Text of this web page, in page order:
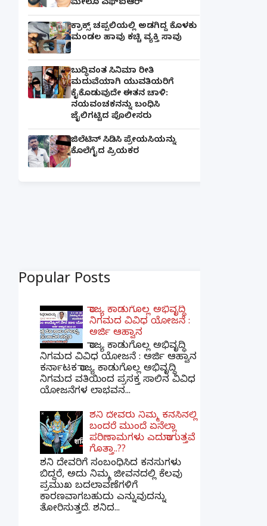
ಮೇಲೂ ಎಫ್ಐಆರ್
ಕ್ರಾಕ್ಸ್ ಚಪ್ಪಲಿಯಲ್ಲಿ ಅಡಗಿದ್ದ ಕೊಳಕು
ಮಂಡಲ ಹಾವು ಕಚ್ಚಿ ವ್ಯಕ್ತಿ ಸಾವು
ಬುದ್ಧಿವಂತ ಸಿನಿಮಾ ರೀತಿ
ಮದುವೆಯಾಗಿ ಯುವತಿಯರಿಗೆ
ಕೈಕೊಡುವುದೇ ಈತನ ಚಾಳಿ:
ನಯವಂಚಕನನ್ನು ಬಂಧಿಸಿ
ಜೈಲಿಗಟ್ಟಿದ ಪೊಲೀಸರು
ಜಿಲೆಟಿನ್ ಸಿಡಿಸಿ ಪ್ರೇಯಸಿಯನ್ನು
ಕೊಲೆಗೈದ ಪ್ರಿಯಕರ
Popular Posts
ರಾಜ್ಯ ಕಾಡುಗೊಲ್ಲ ಅಭಿವೃದ್ಧಿ
ನಿಗಮದ ವಿವಿಧ ಯೋಜನೆ :
ಅರ್ಜಿ ಆಹ್ವಾನ
ರಾಜ್ಯ ಕಾಡುಗೊಲ್ಲ ಅಭಿವೃದ್ಧಿ
ನಿಗಮದ ವಿವಿಧ ಯೋಜನೆ : ಅರ್ಜಿ ಆಹ್ವಾನ
ಕರ್ನಾಟಕ ರಾಜ್ಯ ಕಾಡುಗೊಲ್ಲ ಅಭಿವೃದ್ಧಿ
ನಿಗಮದ ವತಿಯಿಂದ ಪ್ರಸಕ್ತ ಸಾಲಿನ ವಿವಿಧ
ಯೋಜನೆಗಳ ಲಾಭವನ...
ಶನಿ ದೇವರು ನಿಮ್ಮ ಕನಸಿನಲ್ಲಿ
ಬಂದರೆ ಮುಂದೆ ಏನೆಲ್ಲಾ
ಪರಿಣಾಮಗಳು ಎದುರಾಗುತ್ತವೆ
ಗೊತ್ತಾ..??
ಶನಿ ದೇವರಿಗೆ ಸಂಬಂಧಿಸಿದ ಕನಸುಗಳು
ಬಿದ್ದರೆ, ಅದು ನಿಮ್ಮ ಜೀವನದಲ್ಲಿ ಕೆಲವು
ಪ್ರಮುಖ ಬದಲಾವಣೆಗಳಿಗೆ
ಕಾರಣವಾಗಬಹುದು ಎನ್ನುವುದನ್ನು
ತೋರಿಸುತ್ತದೆ. ಶನಿದ...